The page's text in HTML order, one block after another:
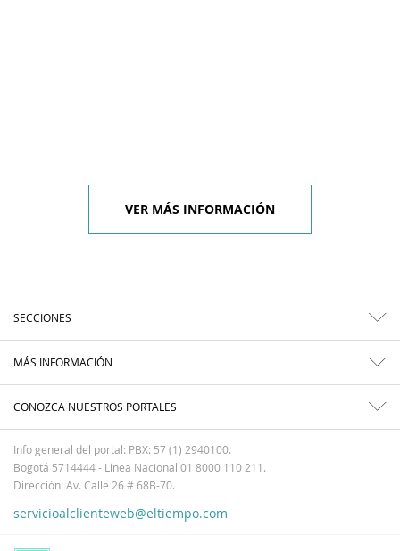
VER MÁS INFORMACIÓN
SECCIONES
MÁS INFORMACIÓN
CONOZCA NUESTROS PORTALES
Info general del portal: PBX: 57 (1) 2940100.
Bogotá 5714444 - Línea Nacional 01 8000 110 211.
Dirección: Av. Calle 26 # 68B-70.
servicioalclienteweb@eltiempo.com